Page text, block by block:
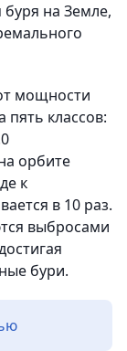
буря на Земле,
мощности
пять классов:
орбите
к
в 10 раз.
выбросами
бури.